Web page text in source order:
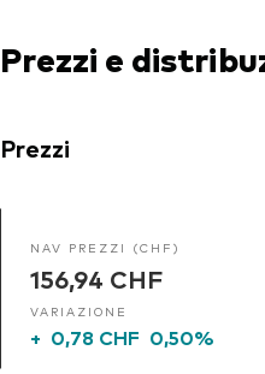
Prezzi e
Prezzi
NAV PREZZI (CHF)
156,94 CHF
VARIAZIONE
+ 0,78 CHF 0,50%